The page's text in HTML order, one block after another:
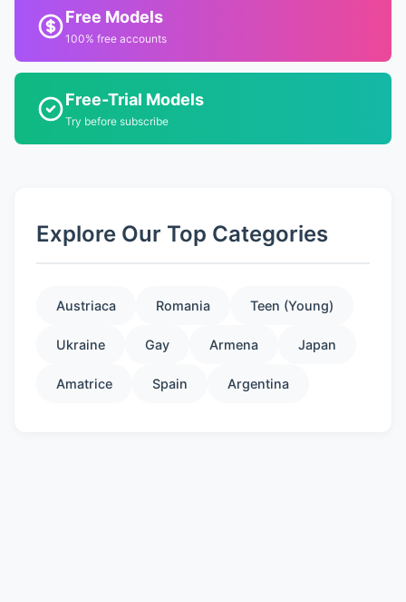
Free Models
100% free accounts
Free-Trial Models
Try before subscribe
Explore Our Top Categories
Austriaca Romania Teen (Young)
Ukraine Gay Armena Japan
Amatrice Spain Argentina